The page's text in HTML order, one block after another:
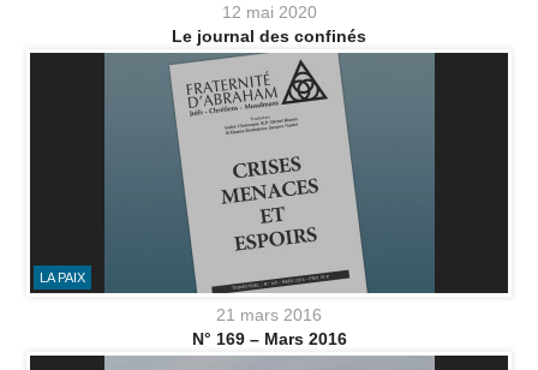
12 mai 2020
Le journal des confinés
LA PAIX
21 mars 2016
N° 169 – Mars 2016